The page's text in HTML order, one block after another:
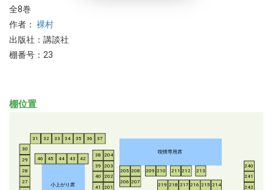
全8巻
作者： 裸村
出版社：講談社
棚番号：23
棚位置
小上がり席
喫煙専用席
27
28
29
30
31 32 33 34 35 36 37
38
39
40
41
42
43
44
45
46
201
202
203
204
205
206 207
208 209 210 211 212 213
214
215
216
217
218
219
240
241
242